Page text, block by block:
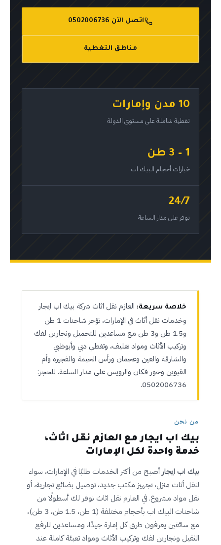
اتصل الآن 0502006736
مناطق التغطية
10 مدن وإمارات
تغطية شاملة على مستوى الدولة
1 – 3 طن
خيارات أحجام البيك اب
24/7
توفر على مدار الساعة
خلاصة سريعة: العازم نقل اثاث شركة بيك اب ايجار
وخدمات نقل أثاث في الإمارات، تؤجر شاحنات 1 طن
و1.5 طن و3 طن مع مساعدين للتحميل ونجارين لفك
وتركيب الأثاث ومواد تغليف، وتغطي دبي وأبوظبي
والشارقة والعين وعجمان ورأس الخيمة والفجيرة وأم
القيوين وخور فكان والرويس على مدار الساعة. للحجز:
0502006736.
من نحن
بيك اب ايجار مع العازم نقل اثاث،
خدمة واحدة لكل الإمارات
بيك اب ايجار أصبح من أكثر الخدمات طلبًا في الإمارات، سواء
لنقل أثاث منزل، تجهيز مكتب جديد، توصيل بضائع تجارية، أو
نقل مواد مشروع. في العازم نقل اثاث نوفر لك أسطولًا من
شاحنات البيك اب بأحجام مختلفة (1 طن، 1.5 طن، 3 طن)،
مع سائقين يعرفون طرق كل إمارة جيدًا، ومساعدين للرفع
الثقيل ونجارين لفك وتركيب الأثاث ومواد تعبئة كاملة عند